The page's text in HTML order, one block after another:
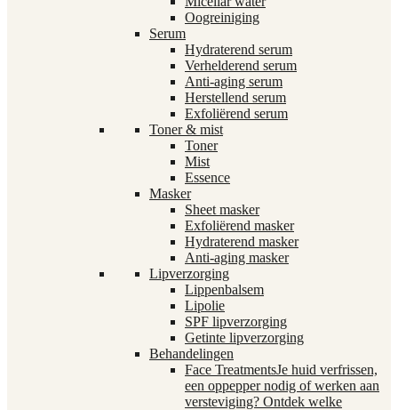
Oogreiniging
Serum
Hydraterend serum
Verhelderend serum
Anti-aging serum
Herstellend serum
Exfoliërend serum
Toner & mist
Toner
Mist
Essence
Masker
Sheet masker
Exfoliërend masker
Hydraterend masker
Anti-aging masker
Lipverzorging
Lippenbalsem
Lipolie
SPF lipverzorging
Getinte lipverzorging
Behandelingen
Face TreatmentsJe huid verfrissen,
een oppepper nodig of werken aan
versteviging? Ontdek welke